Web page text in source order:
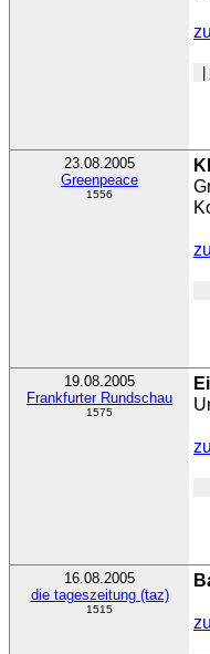
23.08.2005
Greenpeace
1556
19.08.2005
Frankfurter Rundschau
1575
16.08.2005
die tageszeitung (taz)
1515